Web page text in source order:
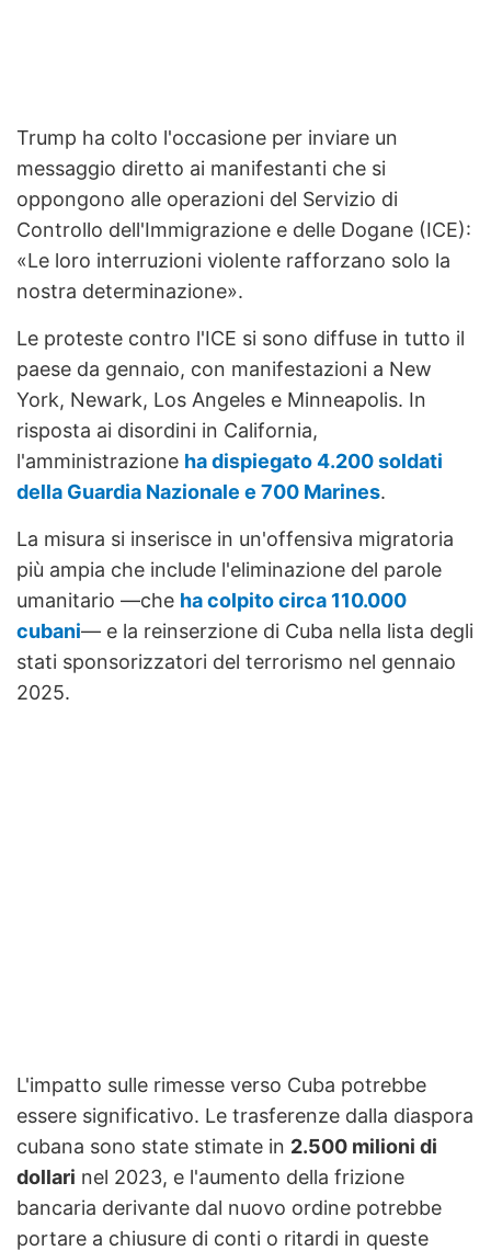
Trump ha colto l'occasione per inviare un
messaggio diretto ai manifestanti che si
oppongono alle operazioni del Servizio di
Controllo dell'Immigrazione e delle Dogane (ICE):
«Le loro interruzioni violente rafforzano solo la
nostra determinazione».
Le proteste contro l'ICE si sono diffuse in tutto il
paese da gennaio, con manifestazioni a New
York, Newark, Los Angeles e Minneapolis. In
risposta ai disordini in California,
l'amministrazione ha dispiegato 4.200 soldati
della Guardia Nazionale e 700 Marines.
La misura si inserisce in un'offensiva migratoria
più ampia che include l'eliminazione del parole
umanitario —che ha colpito circa 110.000
cubani— e la reinserzione di Cuba nella lista degli
stati sponsorizzatori del terrorismo nel gennaio
2025.
L'impatto sulle rimesse verso Cuba potrebbe
essere significativo. Le trasferenze dalla diaspora
cubana sono state stimate in 2.500 milioni di
dollari nel 2023, e l'aumento della frizione
bancaria derivante dal nuovo ordine potrebbe
portare a chiusure di conti o ritardi in queste